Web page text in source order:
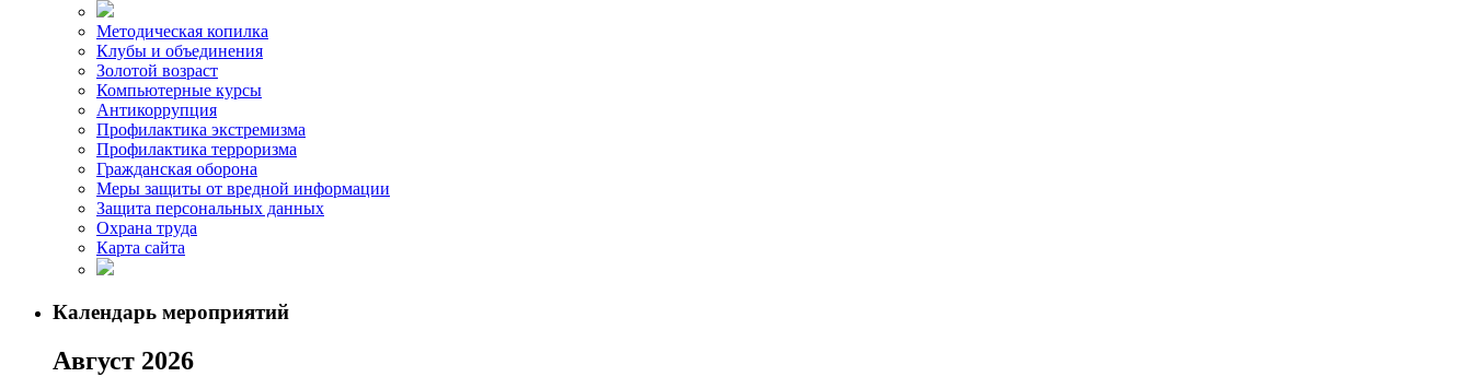
Методическая копилка
Клубы и объединения
Золотой возраст
Компьютерные курсы
Антикоррупция
Профилактика экстремизма
Профилактика терроризма
Гражданская оборона
Меры защиты от вредной информации
Защита персональных данных
Охрана труда
Карта сайта
Календарь мероприятий
Август 2026